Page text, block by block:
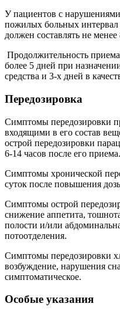
У пациентов с
пожилых больных
должен составлять не менее
Продолжительность
более 5 дней при
средства и 3-х дней в
Передозировка
Симптомы передозировки
входящими в его состав
острой передозировки
6-14 часов после его приема.
Симптомы хронической
суток после повышения
Симптомы острой
снижение аппетита,
полости и/или
потоотделения.
Симптомы передозировки
возбуждение, нарушения
симптоматическое.
Особые указания